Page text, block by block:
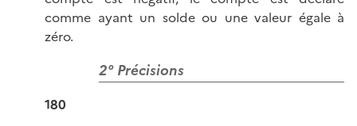
comme ayant un solde ou une valeur égale à
zéro.
2° Précisions
180